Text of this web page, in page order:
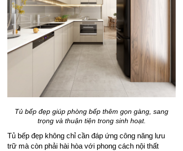
Tủ bếp đẹp giúp phòng bếp thêm gọn gàng, sang
trọng và thuận tiện trong sinh hoạt.
Tủ bếp đẹp không chỉ cần đáp ứng công năng lưu
trữ mà còn phải hài hòa với phong cách nội thất